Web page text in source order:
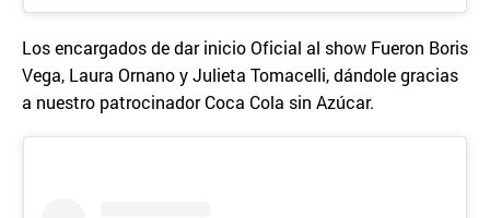
Los encargados de dar inicio Oficial al show Fueron Boris
Vega, Laura Ornano y Julieta Tomacelli, dándole gracias
a nuestro patrocinador Coca Cola sin Azúcar.